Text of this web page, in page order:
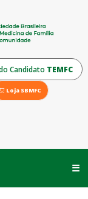
Candidato TEMFC
Loja SBMFC
☰